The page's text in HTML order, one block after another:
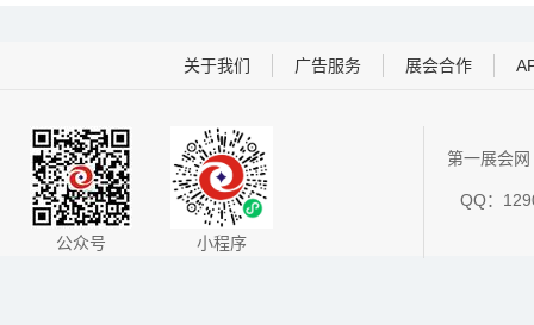
关于我们 广告服务 展会合作
公众号 小程序
第一展会
QQ：